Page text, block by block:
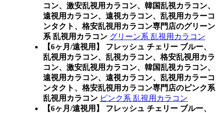
コン、激安乱視用カラコン、韓国乱視カラコン、
遠視用カラコン、遠視カラコン、乱視用カラーコ
ンタクト、格安乱視用カラコン専門店のグリーン
系 乱視用カラコン グリーン系 乱視用カラコン
【6ヶ月/遠視用】 フレッシュ チェリー ブルー、
乱視用カラコン、乱視カラコン、格安乱視用カラ
コン、激安乱視用カラコン、韓国乱視カラコン、
遠視用カラコン、遠視カラコン、乱視用カラーコ
ンタクト、格安乱視用カラコン専門店のピンク系
乱視用カラコン ピンク系 乱視用カラコン
【6ヶ月/遠視用】 フレッシュ チェリー ブルー、